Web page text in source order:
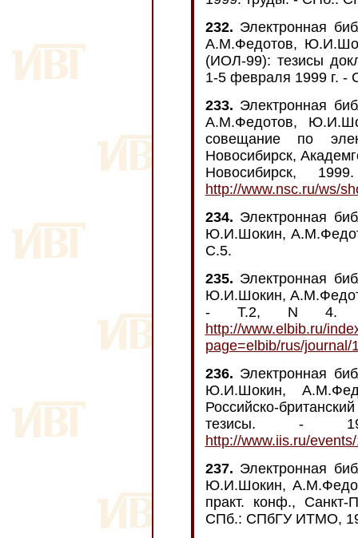
232. Электронная
А.М.Федотов,
(ИОЛ-99): тезисы
1-5 февраля 1999 г. -
233. Электронная
А.М.Федотов,
совещание по
Новосибирск,
Новосибирск,
http://www.nsc.ru/ws/
234. Электронная
Ю.И.Шокин,
С.5.
235. Электронная
Ю.И.Шокин,
- Т.2, N 4. -
http://www.elbib.ru/
page=elbib/rus/journal/
236. Электронная
Ю.И.Шокин,
Российско-
тезисы. -
http://www.iis.ru/
237. Электронная
Ю.И.Шокин,
практ. конф.,
СПб.: СПбГУ ИТМО,